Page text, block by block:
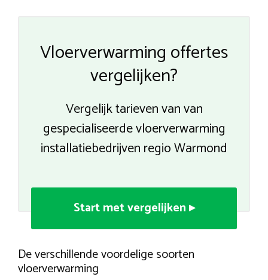
Vloerverwarming offertes
vergelijken?
Vergelijk tarieven van van
gespecialiseerde vloerverwarming
installatiebedrijven regio Warmond
Start met vergelijken ▸
De verschillende voordelige soorten
vloerverwarming